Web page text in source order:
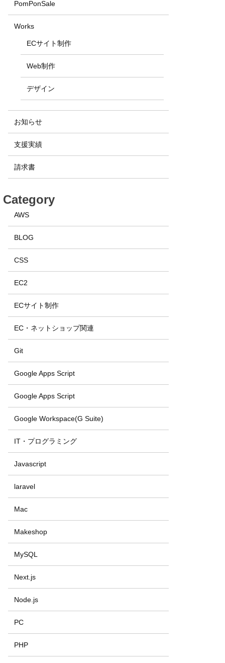
PomPonSale
Works
ECサイト制作
Web制作
デザイン
お知らせ
支援実績
請求書
Category
AWS
BLOG
CSS
EC2
ECサイト制作
EC・ネットショップ関連
Git
Google Apps Script
Google Apps Script
Google Workspace(G Suite)
IT・プログラミング
Javascript
laravel
Mac
Makeshop
MySQL
Next.js
Node.js
PC
PHP